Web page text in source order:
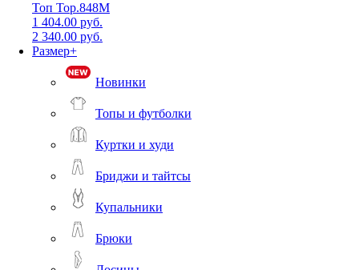
Топ Top.848M
1 404.00 руб.
2 340.00 руб.
Размер+
Новинки
Топы и футболки
Куртки и худи
Бриджи и тайтсы
Купальники
Брюки